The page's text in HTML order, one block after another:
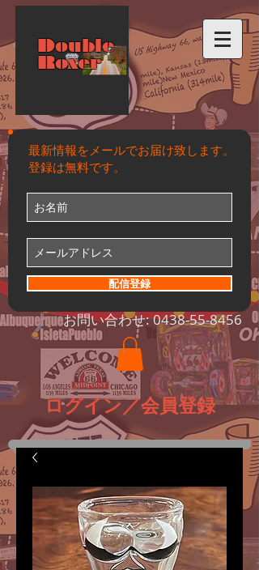
Double
Roxer
お問い合わせ:0438-55-8456
最新情報をメールでお届け致します。
登録は無料です。
配信登録
ログイン／会員登録